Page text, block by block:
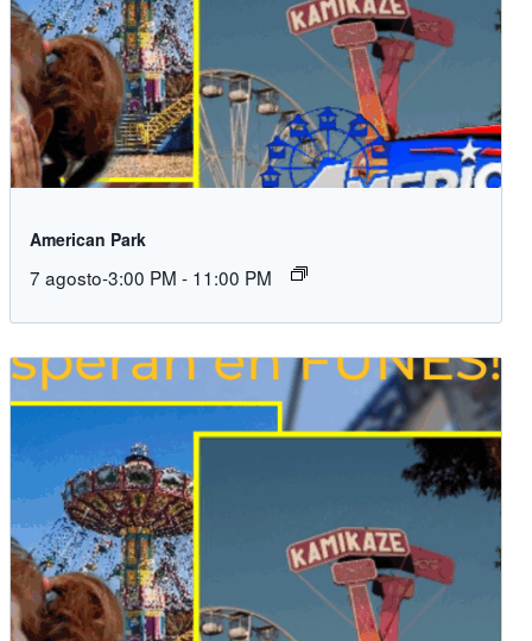
American Park
7 agosto-3:00 PM - 11:00 PM